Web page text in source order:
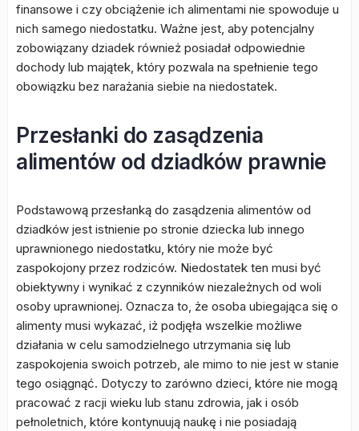
finansowe i czy obciążenie ich alimentami nie spowoduje u
nich samego niedostatku. Ważne jest, aby potencjalny
zobowiązany dziadek również posiadał odpowiednie
dochody lub majątek, który pozwala na spełnienie tego
obowiązku bez narażania siebie na niedostatek.
Przesłanki do zasądzenia
alimentów od dziadków prawnie
Podstawową przesłanką do zasądzenia alimentów od
dziadków jest istnienie po stronie dziecka lub innego
uprawnionego niedostatku, który nie może być
zaspokojony przez rodziców. Niedostatek ten musi być
obiektywny i wynikać z czynników niezależnych od woli
osoby uprawnionej. Oznacza to, że osoba ubiegająca się o
alimenty musi wykazać, iż podjęła wszelkie możliwe
działania w celu samodzielnego utrzymania się lub
zaspokojenia swoich potrzeb, ale mimo to nie jest w stanie
tego osiągnąć. Dotyczy to zarówno dzieci, które nie mogą
pracować z racji wieku lub stanu zdrowia, jak i osób
pełnoletnich, które kontynuują naukę i nie posiadają